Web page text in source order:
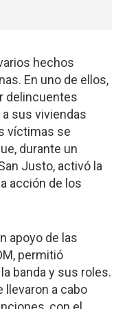
hechos
En uno de ellos,
delincuentes
sus viviendas
víctimas se
durante un
Justo, activó la
acción de los
apoyo de las
permitió
banda y sus roles.
llevaron a cabo